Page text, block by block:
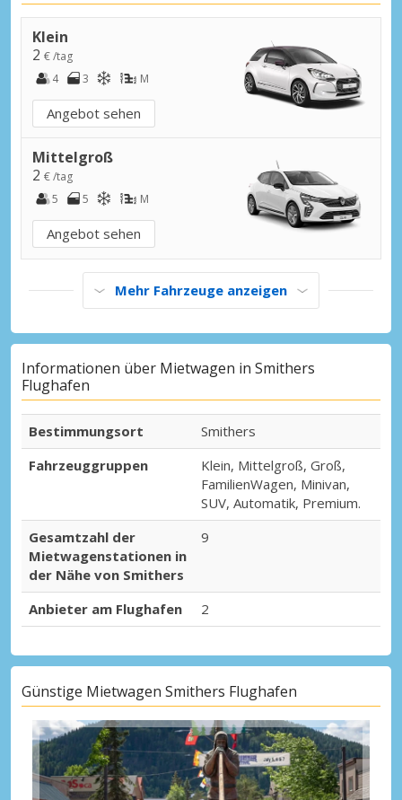
Klein
2 € /tag
4
3 M
Angebot sehen
Mittelgroß
2 € /tag
5
5 M
Angebot sehen
Mehr Fahrzeuge anzeigen
Informationen über Mietwagen in Smithers
Flughafen
Bestimmungsort
Smithers
Fahrzeuggruppen
Klein, Mittelgroß, Groß,
FamilienWagen, Minivan,
SUV, Automatik, Premium.
Gesamtzahl der
Mietwagenstationen in
der Nähe von Smithers
9
Anbieter am Flughafen 2
Günstige Mietwagen Smithers Flughafen